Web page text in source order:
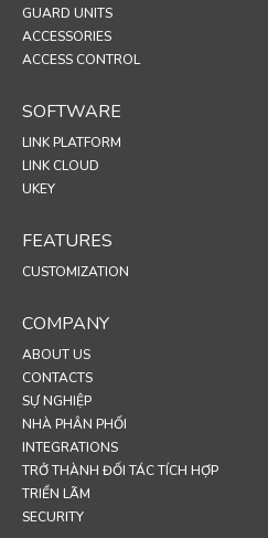
GUARD UNITS
ACCESSORIES
ACCESS CONTROL
SOFTWARE
LINK PLATFORM
LINK CLOUD
UKEY
FEATURES
CUSTOMIZATION
COMPANY
ABOUT US
CONTACTS
SỰ NGHIỆP
NHÀ PHÂN PHỐI
INTEGRATIONS
TRỞ THÀNH ĐỐI TÁC TÍCH HỢP
TRIỂN LÃM
SECURITY